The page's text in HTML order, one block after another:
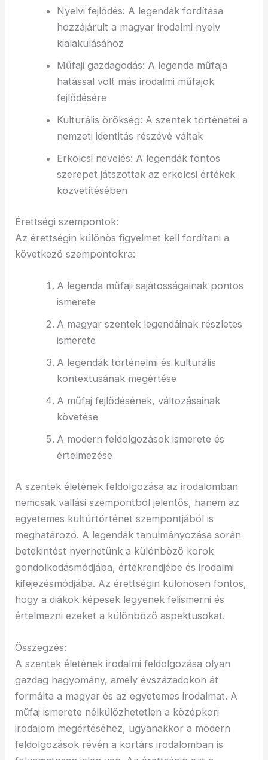
Nyelvi fejlődés: A legendák fordítása
hozzájárult a magyar irodalmi nyelv
kialakulásához
Műfaji gazdagodás: A legenda műfaja
hatással volt más irodalmi műfajok
fejlődésére
Kulturális örökség: A szentek történetei a
nemzeti identitás részévé váltak
Erkölcsi nevelés: A legendák fontos
szerepet játszottak az erkölcsi értékek
közvetítésében
Érettségi szempontok:
Az érettségin különös figyelmet kell fordítani a
következő szempontokra:
A legenda műfaji sajátosságainak pontos
ismerete
A magyar szentek legendáinak részletes
ismerete
A legendák történelmi és kulturális
kontextusának megértése
A műfaj fejlődésének, változásainak
követése
A modern feldolgozások ismerete és
értelmezése
A szentek életének feldolgozása az irodalomban
nemcsak vallási szempontból jelentős, hanem az
egyetemes kultúrtörténet szempontjából is
meghatározó. A legendák tanulmányozása során
betekintést nyerhetünk a különböző korok
gondolkodásmódjába, értékrendjébe és irodalmi
kifejezésmódjába. Az érettségin különösen fontos,
hogy a diákok képesek legyenek felismerni és
értelmezni ezeket a különböző aspektusokat.
Összegzés:
A szentek életének irodalmi feldolgozása olyan
gazdag hagyomány, amely évszázadokon át
formálta a magyar és az egyetemes irodalmat. A
műfaj ismerete nélkülözhetetlen a középkori
irodalom megértéséhez, ugyanakkor a modern
feldolgozások révén a kortárs irodalomban is